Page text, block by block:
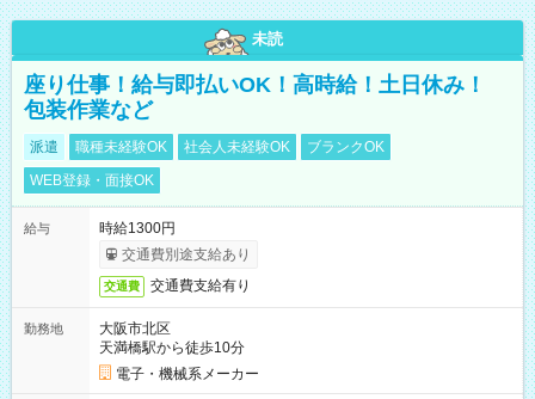
未読
座り仕事！給与即払いOK！高時給！土日休み！
包装作業など
派遣 職種未経験OK 社会人未経験OK
ブランクOK
WEB登録・面接OK
給与
時給1300円
交通費別途支給あり
交通費 交通費支給有り
勤務地
大阪市北区
天満橋駅から徒歩10分
電子・機械系メーカー